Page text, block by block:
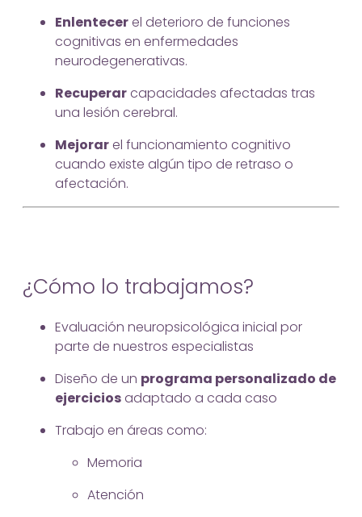
Enlentecerel deterioro de funciones
cognitivas en enfermedades
neurodegenerativas.
Recuperarcapacidades afectadas tras
una lesión cerebral.
Mejorarel funcionamiento cognitivo
cuando existe algún tipo de retraso o
afectación.
¿Cómo lo trabajamos?
Evaluación neuropsicológica inicial por
parte de nuestros especialistas
Diseño de un programa personalizado de
ejerciciosadaptado a cada caso
Trabajo en áreas como:
Memoria
Atención